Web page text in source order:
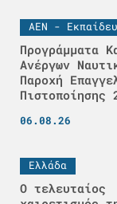
ΑΕΝ -
Προγράμματα
Ανέργων
Παροχή
Πιστοποίησης
06.08.26
Ελλάδα
Ο τελευταίος